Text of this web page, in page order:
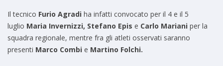
Il tecnico Furio Agradi ha infatti convocato per il 4 e il 5
luglio Maria Invernizzi, Stefano Epis e Carlo Mariani per la
squadra regionale, mentre fra gli atleti osservati saranno
presenti Marco Combi e Martino Folchi.